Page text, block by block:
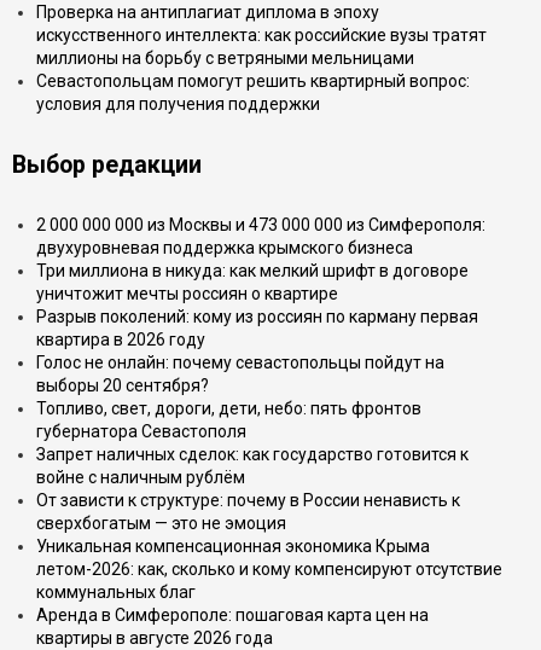
Проверка на антиплагиат диплома в эпоху
искусственного интеллекта: как российские вузы тратят
миллионы на борьбу с ветряными мельницами
Севастопольцам помогут решить квартирный вопрос:
условия для получения поддержки
Выбор редакции
2 000 000 000 из Москвы и 473 000 000 из Симферополя:
двухуровневая поддержка крымского бизнеса
Три миллиона в никуда: как мелкий шрифт в договоре
уничтожит мечты россиян о квартире
Разрыв поколений: кому из россиян по карману первая
квартира в 2026 году
Голос не онлайн: почему севастопольцы пойдут на
выборы 20 сентября?
Топливо, свет, дороги, дети, небо: пять фронтов
губернатора Севастополя
Запрет наличных сделок: как государство готовится к
войне с наличным рублём
От зависти к структуре: почему в России ненависть к
сверхбогатым — это не эмоция
Уникальная компенсационная экономика Крыма
летом-2026: как, сколько и кому компенсируют отсутствие
коммунальных благ
Аренда в Симферополе: пошаговая карта цен на
квартиры в августе 2026 года